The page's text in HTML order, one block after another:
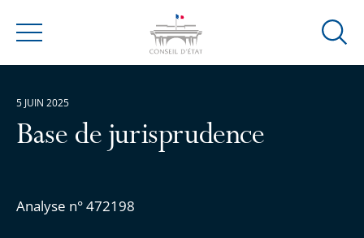
Menu
Ouvrir
Base de jurisprudence
Analyse n° 472198
5 JUIN 2025